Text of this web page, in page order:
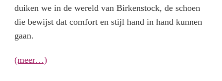
duiken we in de wereld van Birkenstock, de schoen
die bewijst dat comfort en stijl hand in hand kunnen
gaan.
(meer…)